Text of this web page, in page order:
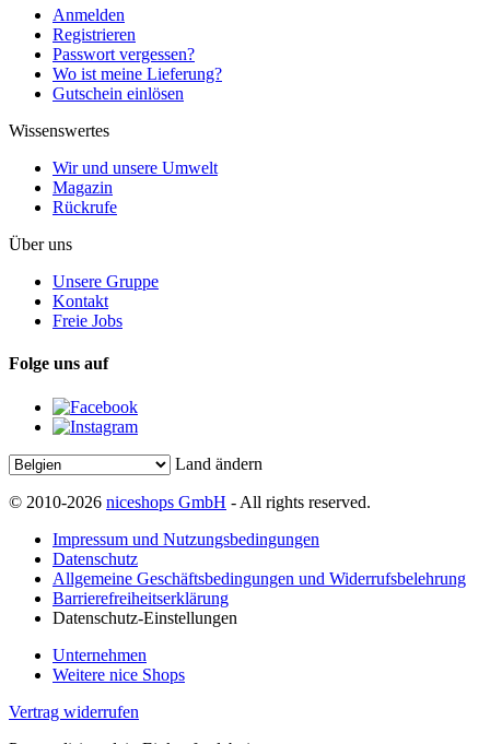
Anmelden
Registrieren
Passwort vergessen?
Wo ist meine Lieferung?
Gutschein einlösen
Wissenswertes
Wir und unsere Umwelt
Magazin
Rückrufe
Über uns
Unsere Gruppe
Kontakt
Freie Jobs
Folge uns auf
Land ändern
© 2010-2026 niceshops GmbH - All rights reserved.
Impressum und Nutzungsbedingungen
Datenschutz
Allgemeine Geschäftsbedingungen und Widerrufsbelehrung
Barrierefreiheitserklärung
Datenschutz-Einstellungen
Unternehmen
Weitere nice Shops
Vertrag widerrufen